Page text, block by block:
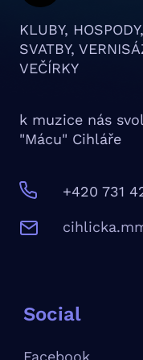
KLUBY,
SVATBY,
VEČÍRKY
k muzice nás
"Mácu" Cihláře
+420 731
c
Social
Facebook